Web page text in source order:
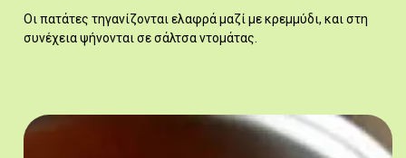
Οι πατάτες τηγανίζονται ελαφρά μαζί με κρεμμύδι, και στη
συνέχεια ψήνονται σε σάλτσα ντομάτας.